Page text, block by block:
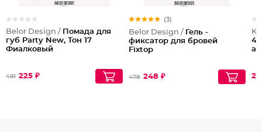
Belor Design / Помада для
губ Party New, Тон 17
Фиалковый
491 225 ₽
(3)
Belor Design / Гель -
фиксатор для бровей
Fixtop
478 248 ₽